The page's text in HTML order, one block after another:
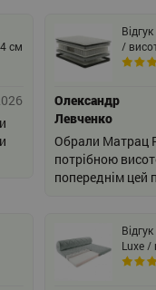
см
/
Олександр
Левченко
Обрали Матрац
потрібною
попереднім цей
Luxe /